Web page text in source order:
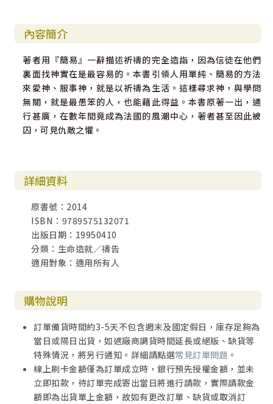
內容簡介
著者用『簡易』一辭描述祈禱的完全造詣，因為信徒在他們
裏面找神實在是最容易的。本書引領人用單純、簡易的方法
來愛神、服事神，就是以祈禱為生活。這樣尋求神，與學問
無關，就是最愚笨的人，也能藉此得益。本書原著一出，通
行甚廣，在數年間竟成為法國的風潮中心，著者甚至因此被
囚，可見仇敵之懼。
詳細資料
原書號：2014
ISBN：9789575132071
出版日期：19950410
分類：生命造就／禱告
適用對象：適用所有人
購物說明
訂單備貨時間約3-5天不包含週末及國定假日，庫存足夠為
當日或隔日出貨，如遇廠商調貨時間延長或絕版、缺貨等
特殊情況，將另行通知。詳細請點選常見訂單問題 。
線上刷卡金額僅為訂單成立時，銀行預先授權金額，並未
立即扣款，待訂單完成寄出當日將進行請款，實際請款金
額即為出貨單上金額，故如有更改訂單、缺貨或取消訂